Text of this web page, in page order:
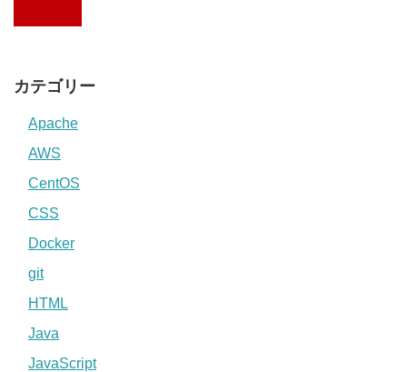
カテゴリー
Apache
AWS
CentOS
CSS
Docker
git
HTML
Java
JavaScript